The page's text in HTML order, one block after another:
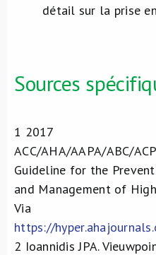
détail sur la prise
Sources
1 2017
ACC/AHA/AAPA/ABC/
Guideline for the
and Management of
Via
https://
2 Ioannidis JPA.